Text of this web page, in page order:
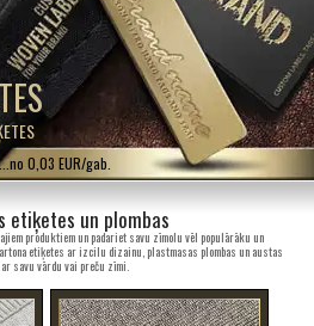
0,03 EUR/gab.
etiķetes un plombas
produktiem un padariet savu zīmolu vēl populārāku un
etiķetes ar izcilu dizainu, plastmasas plombas un austas
savu vārdu vai preču zīmi.